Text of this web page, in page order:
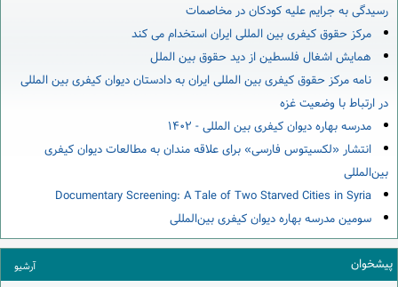
رسیدگی به جرایم علیه کودکان در مخاصمات
مرکز حقوق کیفری بین المللی ایران استخدام می کند
همایش اشغال فلسطین از دید حقوق بین الملل
نامه مرکز حقوق کیفری بین المللی ایران به دادستان دیوان کیفری بین المللی
در ارتباط با وضعیت غزه
مدرسه بهاره دیوان کیفری بین المللی - ۱۴۰۲
انتشار «لکسیتوس فارسی» برای علاقه مندان به مطالعات دیوان کیفری
بین‌المللی
Documentary Screening: A Tale of Two Starved Cities in Syria
سومین مدرسه بهاره دیوان کیفری بین‌المللی
پیشخوان آرشیو